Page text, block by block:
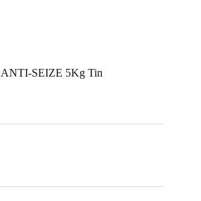
SEIZE 5Kg Tin